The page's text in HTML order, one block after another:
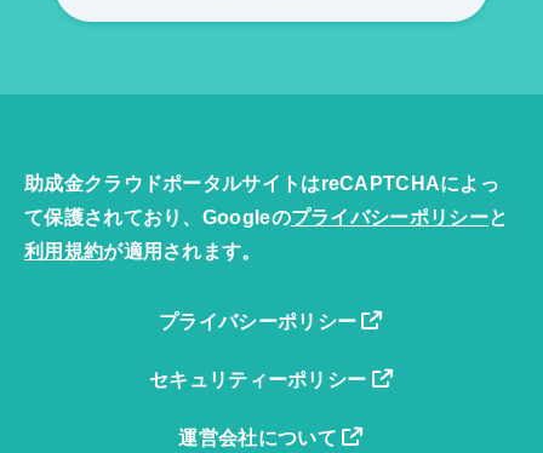
助成金クラウドポータルサイトはreCAPTCHAによっ
て保護されており、Googleのプライバシーポリシーと
利用規約が適用されます。
プライバシーポリシー
セキュリティーポリシー
運営会社について